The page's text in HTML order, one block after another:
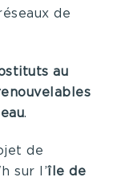
de
au
.
de
sur l’île de